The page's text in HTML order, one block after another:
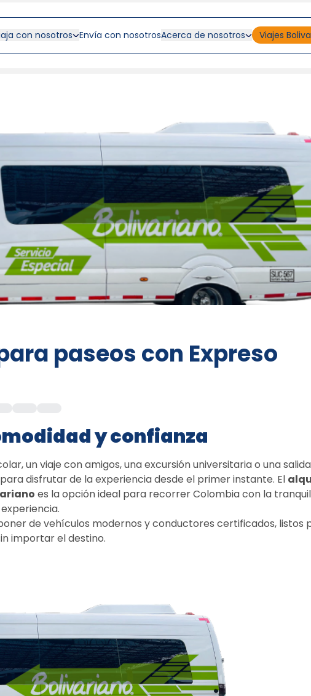
con nosotros Envía con nosotrosAcerca de nosotros Viajes
paseos con Expreso
y confianza
un viaje con amigos, una excursión universitaria o una salida
disfrutar de la experiencia desde el primer instante. El
es la opción ideal para recorrer Colombia con la
de vehículos modernos y conductores certificados, listos
importar el destino.